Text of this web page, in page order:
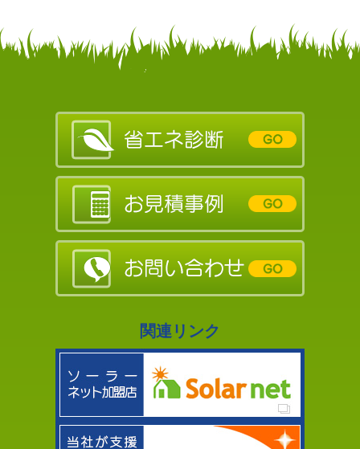
関連リンク